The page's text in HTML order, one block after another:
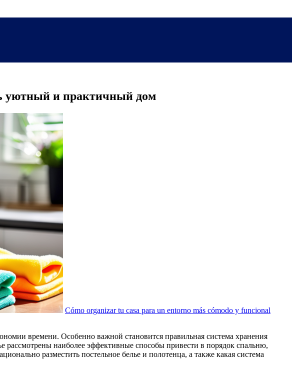
уютный и практичный дом
Cómo organizar tu casa para un entorno más cómodo y funcional
времени. Особенно важной становится правильная система хранения
рассмотрены наиболее эффективные способы привести в порядок спальню,
разместить постельное белье и полотенца, а также какая система